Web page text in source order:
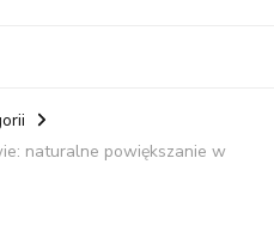
naturalne powiększanie w